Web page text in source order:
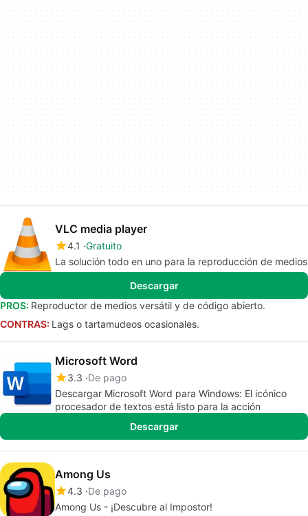
VLC media player
4.1 Gratuito
La solución todo en uno para la reproducción de medios
Descargar
PROS: Reproductor de medios versátil y de código abierto.
CONTRAS: Lags o tartamudeos ocasionales.
Microsoft Word
3.3 De pago
Descargar Microsoft Word para Windows: El icónico
procesador de textos está listo para la acción
Descargar
Among Us
4.3 De pago
Among Us - ¡Descubre al Impostor!